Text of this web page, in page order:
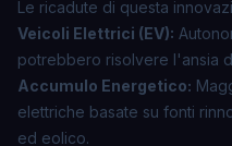
Le ricadute di questa
Veicoli Elettrici (EV):
potrebbero risolvere l'ansia
Accumulo Energetico:
elettriche basate su fonti
ed eolico.